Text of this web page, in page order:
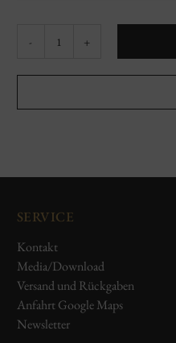
Kaiserberg
Herbolzheim
SERVICE
Kontakt
Media/Download
Versand und Rückgaben
Anfahrt Google Maps
Newsletter